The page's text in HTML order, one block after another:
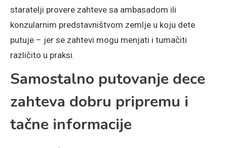
staratelji provere zahteve sa ambasadom ili
konzularnim predstavništvom zemlje u koju dete
putuje – jer se zahtevi mogu menjati i tumačiti
različito u praksi.
Samostalno putovanje dece
zahteva dobru pripremu i
tačne informacije